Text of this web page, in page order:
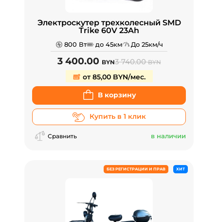
Электроскутер трехколесный SMD
Trike 60V 23Ah
800 Вт до 45км До 25км/ч
3 400.00 BYN3 740.00BYN
от 85,00 BYN/мес.
В корзину
Купить в 1 клик
Сравнить в наличии
БЕЗ РЕГИСТРАЦИИ И ПРАВ ХИТ